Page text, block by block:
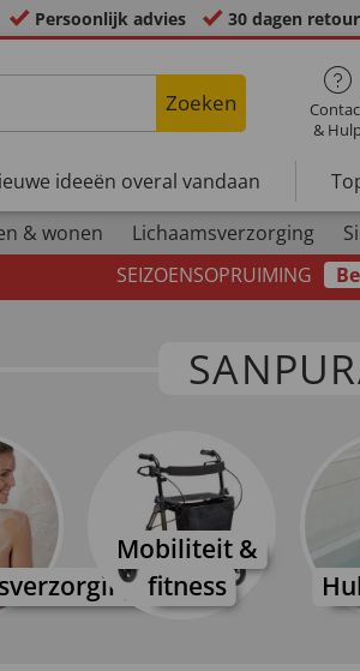
Persoonlijk advies 30 dagen
Zoeken
&
ideeën overal vandaan
& wonen Lichaamsverzorging
SEIZOENSOPRUIMING
Mobiliteit &
fitness